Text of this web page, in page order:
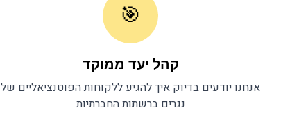
🎯
קהל יעד ממוקד
אנחנו יודעים בדיוק איך להגיע ללקוחות הפוטנציאליים של
נגרים ברשתות החברתיות